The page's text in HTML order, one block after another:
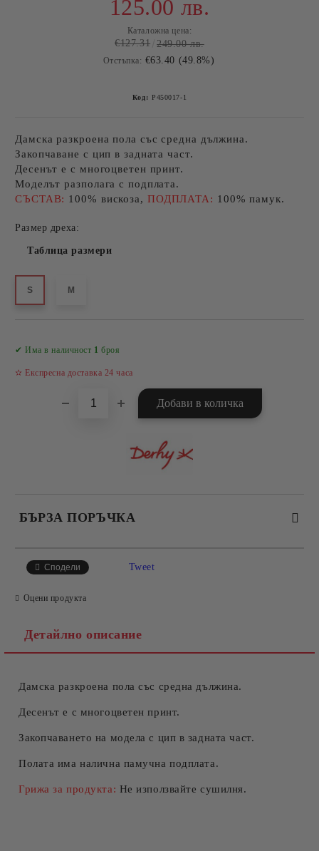
125.00 лв.
Каталожна цена:
€127.31 249.00 лв.
Отстъпка: €63.40 (49.8%)
Код: P450017-1
Дамска разкроена пола със средна дължина.
Закопчаване с цип в задната част.
Десенът е с многоцветен принт.
Моделът разполага с подплата.
СЪСТАВ: 100% вискоза, ПОДПЛАТА: 100% памук.
Размер дреха:
Таблица размери
S M
✔ Има в наличност 1 броя
✫ Експресна доставка 24 часа
БЪРЗА ПОРЪЧКА
Съгласен съм сПолитиката за лични данни
Ние ще се свържем с вас в рамките на работния ден.
Сподели Tweet
Оцени продукта
Детайлно описание
Дамска разкроена пола със средна дължина.
Десенът е с многоцветен принт.
Закопчаването на модела с цип в задната част.
Полата има налична памучна подплата.
Грижа за продукта: Не използвайте сушилня.